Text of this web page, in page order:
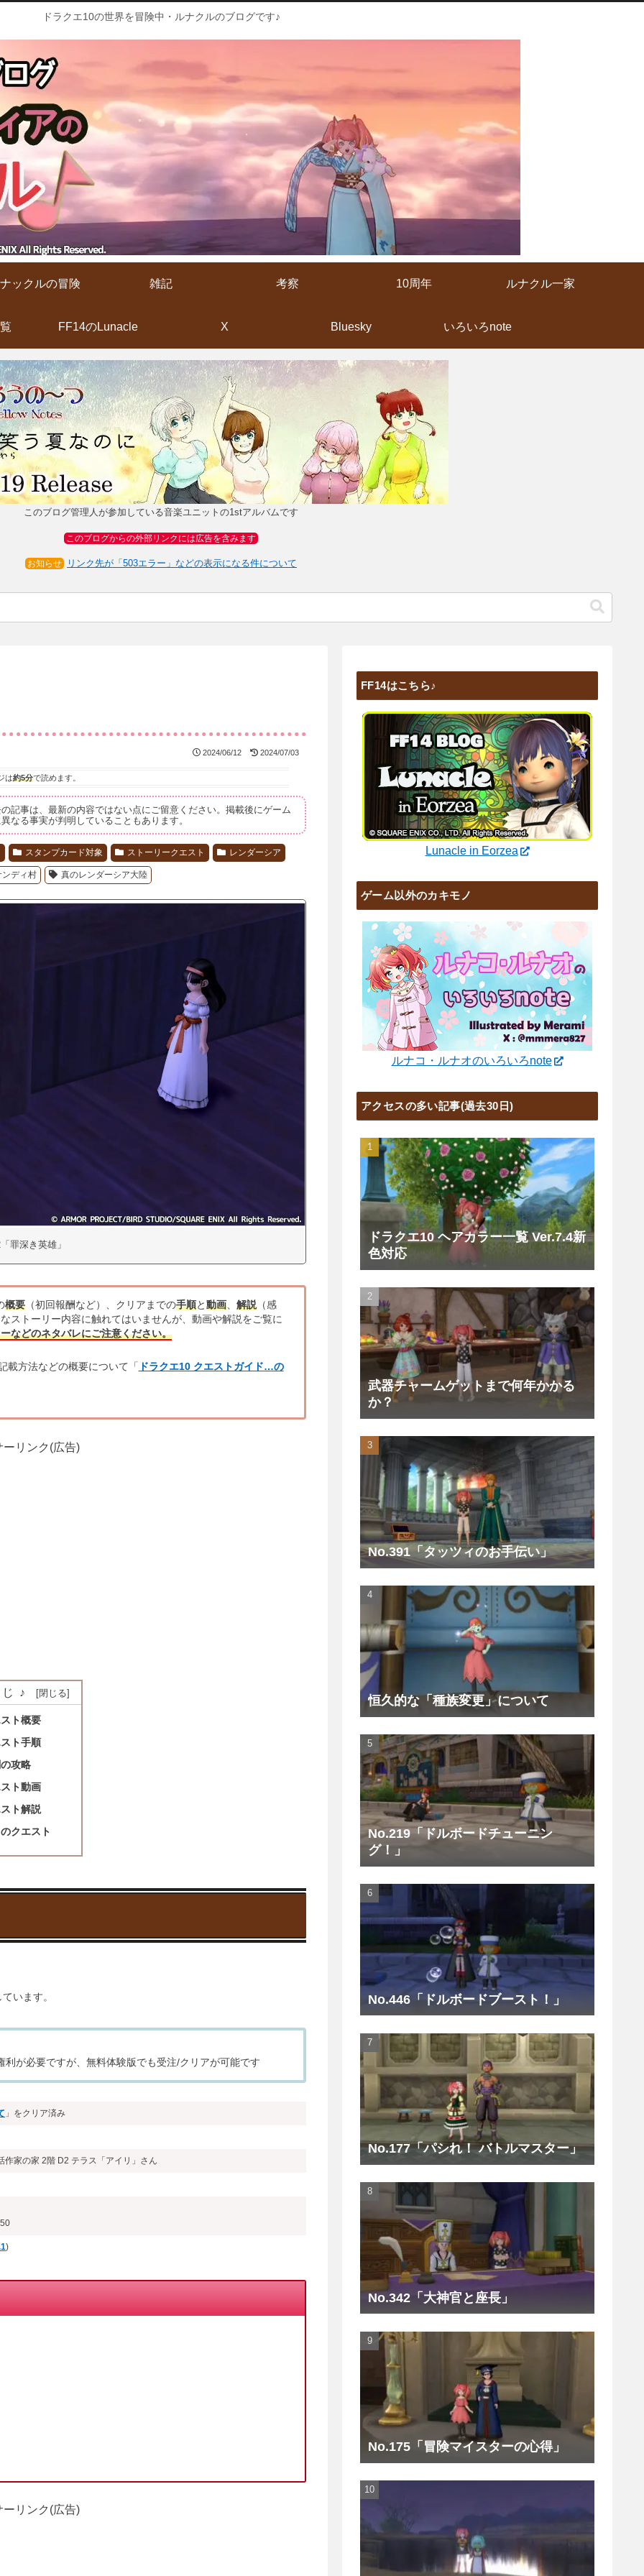
ドラクエ10の世界を冒険中・ルナクルのブログです♪
ックルの冒険 雑記 考察 10周年 ルナクル一家
FF14のLunacle X Bluesky いろいろnote
このブログ管理人が参加している音楽ユニットの1stアルバムです
このブログからの外部リンクには広告を含みます
お知らせ リンク先が「503エラー」などの表示になる件について
2024/06/12 2024/07/03
は約5分で読めます。
記事は、最新の内容ではない点にご留意ください。掲載後にゲーム
なる事実が判明していることもあります。
スタンプカード対象 ストーリークエスト レンダーシア
ディ村 真のレンダーシア大陸
罪深き英雄」
概要（初回報酬など）、クリアまでの手順と動画、 解説（感
ストーリー内容に触れてはいませんが、動画や解説をご覧に
などのネタバレにご注意ください。
載方法などの概要について「 ドラクエ10 クエストガイド…の
ーリンク(広告)
♪
ト概要
ト手順
攻略
ト動画
ト解説
クエスト
います。
が必要ですが、無料体験版でも受注/クリアが可能です
」をクリア済み
作家の家 2階 D2 テラス「アイリ」さん
)
ーリンク(広告)
FF14はこちら♪
Lunacle in Eorzea
ゲーム以外のカキモノ
ルナコ・ルナオのいろいろnote
アクセスの多い記事(過去30日)
ドラクエ10 ヘアカラー一覧 Ver.7.4新
色対応
武器チャームゲットまで何年かかる
か？
No.391「タッツィのお手伝い」
恒久的な「種族変更」について
No.219「ドルボードチューニン
グ！」
No.446「ドルボードブースト！」
No.177「パシれ！ バトルマスター」
No.342「大神官と座長」
No.175「冒険マイスターの心得」